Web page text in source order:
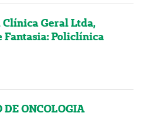
Geral Ltda,
Fantasia: Policlínica
ONCOLOGIA